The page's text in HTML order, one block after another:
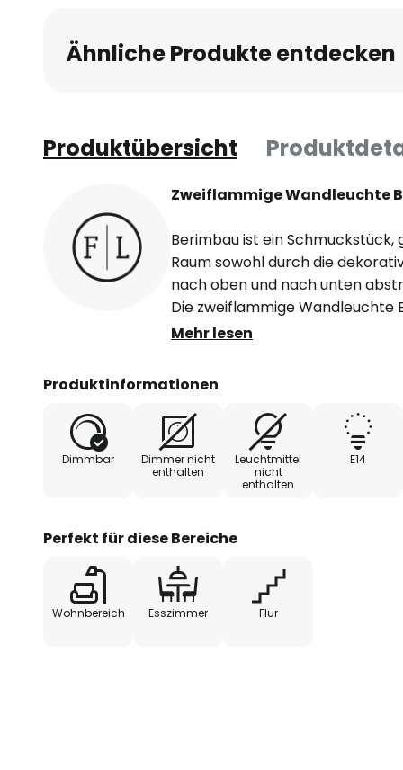
Ähnliche Produkte entdecken
Produktübersicht
Zweiflammige Wandleuchte
Berimbau ist ein
Raum sowohl durch die
nach oben und nach unten
Die zweiflammige
Keramik gearbeitet: Während
optimalen Lichtreflexion weiß
- extern dimmbar
Mehr lesen
Produktinformationen
Dimmbar
Dimmer nicht
enthalten
Leuchtmittel
nicht
enthalten
E14
Perfekt für diese Bereiche
Wohnbereich Esszimmer Flur